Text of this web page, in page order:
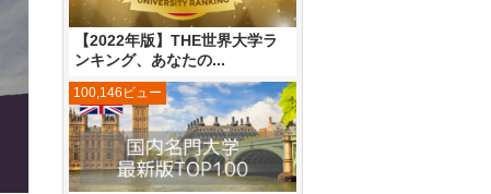
【2022年版】THE世界大学ラ
ンキング、あなたの...
100,146ビュー